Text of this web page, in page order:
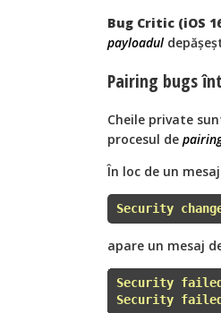
Bug Critic (iOS
payloadul
Pairing bugs
Cheile private
procesul de
În loc de un
Security
apare un mesaj
Security
Security